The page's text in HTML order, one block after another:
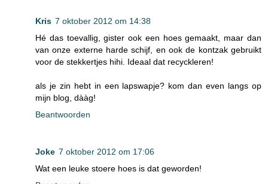
Kris 7 oktober 2012 om 14:38
Hé das toevallig, gister ook een hoes gemaakt, maar dan
van onze externe harde schijf, en ook de kontzak gebruikt
voor de stekkertjes hihi. Ideaal dat recyckleren!
als je zin hebt in een lapswapje? kom dan even langs op
mijn blog, dààg!
Beantwoorden
Joke 7 oktober 2012 om 17:06
Wat een leuke stoere hoes is dat geworden!